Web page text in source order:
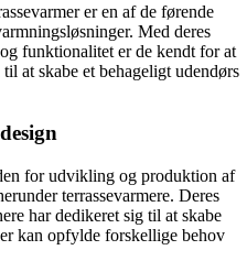
er en af ​​de førende
Med deres
funktionalitet er de kendt for at
at skabe et behageligt udendørs
for udvikling og produktion af
terrassevarmere. Deres
har dedikeret sig til at skabe
kan opfylde forskellige behov